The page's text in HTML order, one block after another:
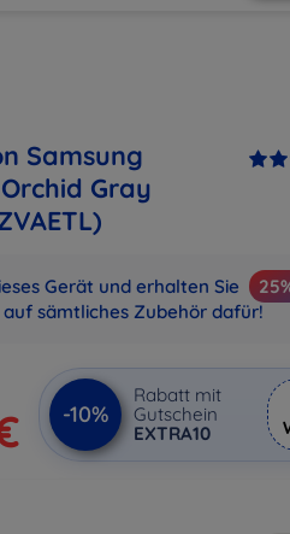
Samsung
Gray
Gerät und erhalten Sie
auf sämtliches Zubehör dafür!
-10%
Rabatt mit
Gutschein
EXTRA10